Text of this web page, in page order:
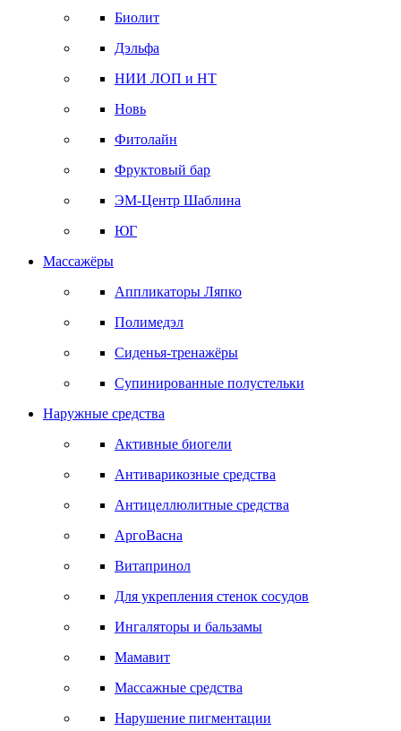
Биолит
Дэльфа
НИИ ЛОП и НТ
Новь
Фитолайн
Фруктовый бар
ЭМ-Центр Шаблина
ЮГ
Массажёры
Аппликаторы Ляпко
Полимедэл
Сиденья-тренажёры
Супинированные полустельки
Наружные средства
Активные биогели
Антиварикозные средства
Антицеллюлитные средства
АргоВасна
Витапринол
Для укрепления стенок сосудов
Ингаляторы и бальзамы
Мамавит
Массажные средства
Нарушение пигментации